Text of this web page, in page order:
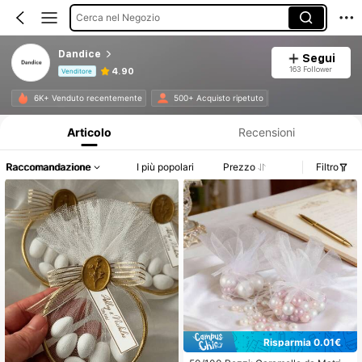
Cerca nel Negozio
Dandice
Venditore 4.90
Segui
163 Follower
6K+ Venduto recentemente 500+ Acquisto ripetuto
Articolo Recensioni
Raccomandazione I più popolari Prezzo Filtro
Risparmia 0.01€